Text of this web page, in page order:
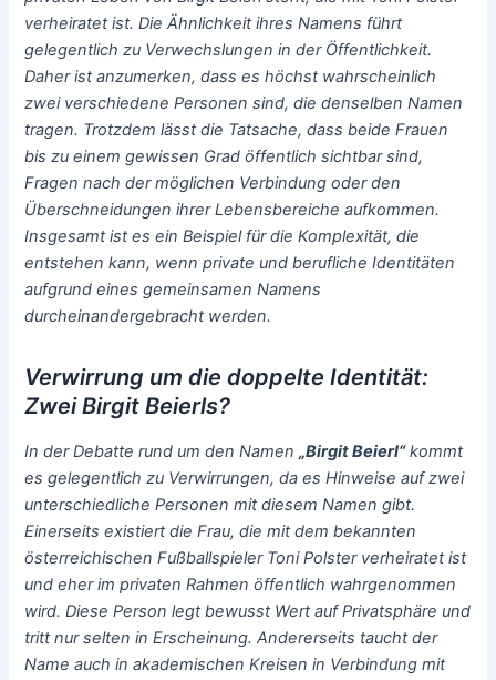
verheiratet ist. Die Ähnlichkeit ihres Namens führt
gelegentlich zu Verwechslungen in der Öffentlichkeit.
Daher ist anzumerken, dass es höchst wahrscheinlich
zwei verschiedene Personen sind, die denselben Namen
tragen. Trotzdem lässt die Tatsache, dass beide Frauen
bis zu einem gewissen Grad öffentlich sichtbar sind,
Fragen nach der möglichen Verbindung oder den
Überschneidungen ihrer Lebensbereiche aufkommen.
Insgesamt ist es ein Beispiel für die Komplexität, die
entstehen kann, wenn private und berufliche Identitäten
aufgrund eines gemeinsamen Namens
durcheinandergebracht werden.
Verwirrung um die doppelte Identität:
Zwei Birgit Beierls?
In der Debatte rund um den Namen„Birgit Beierl“kommt
es gelegentlich zu Verwirrungen, da es Hinweise auf zwei
unterschiedliche Personen mit diesem Namen gibt.
Einerseits existiert die Frau, die mit dem bekannten
österreichischen Fußballspieler Toni Polsterverheiratet ist
und eher im privaten Rahmen öffentlich wahrgenommen
wird. Diese Person legt bewusst Wert auf Privatsphäre und
tritt nur selten in Erscheinung. Andererseits taucht der
Name auch in akademischen Kreisen in Verbindung mit